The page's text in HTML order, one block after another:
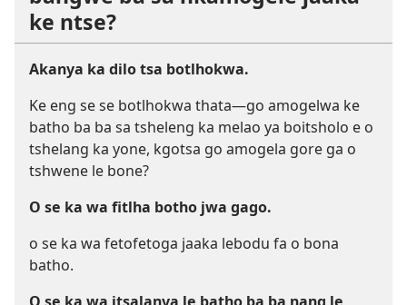
ke ntse?
Akanya ka dilo tsa botlhokwa.
Ke eng se se botlhokwa thata—go amogelwa ke
batho ba ba sa tsheleng ka melao ya boitsholo e o
tshelang ka yone, kgotsa go amogela gore ga o
tshwene le bone?
O se ka wa fitlha botho jwa gago.
o se ka wa fetofetoga jaaka lebodu fa o bona
batho.